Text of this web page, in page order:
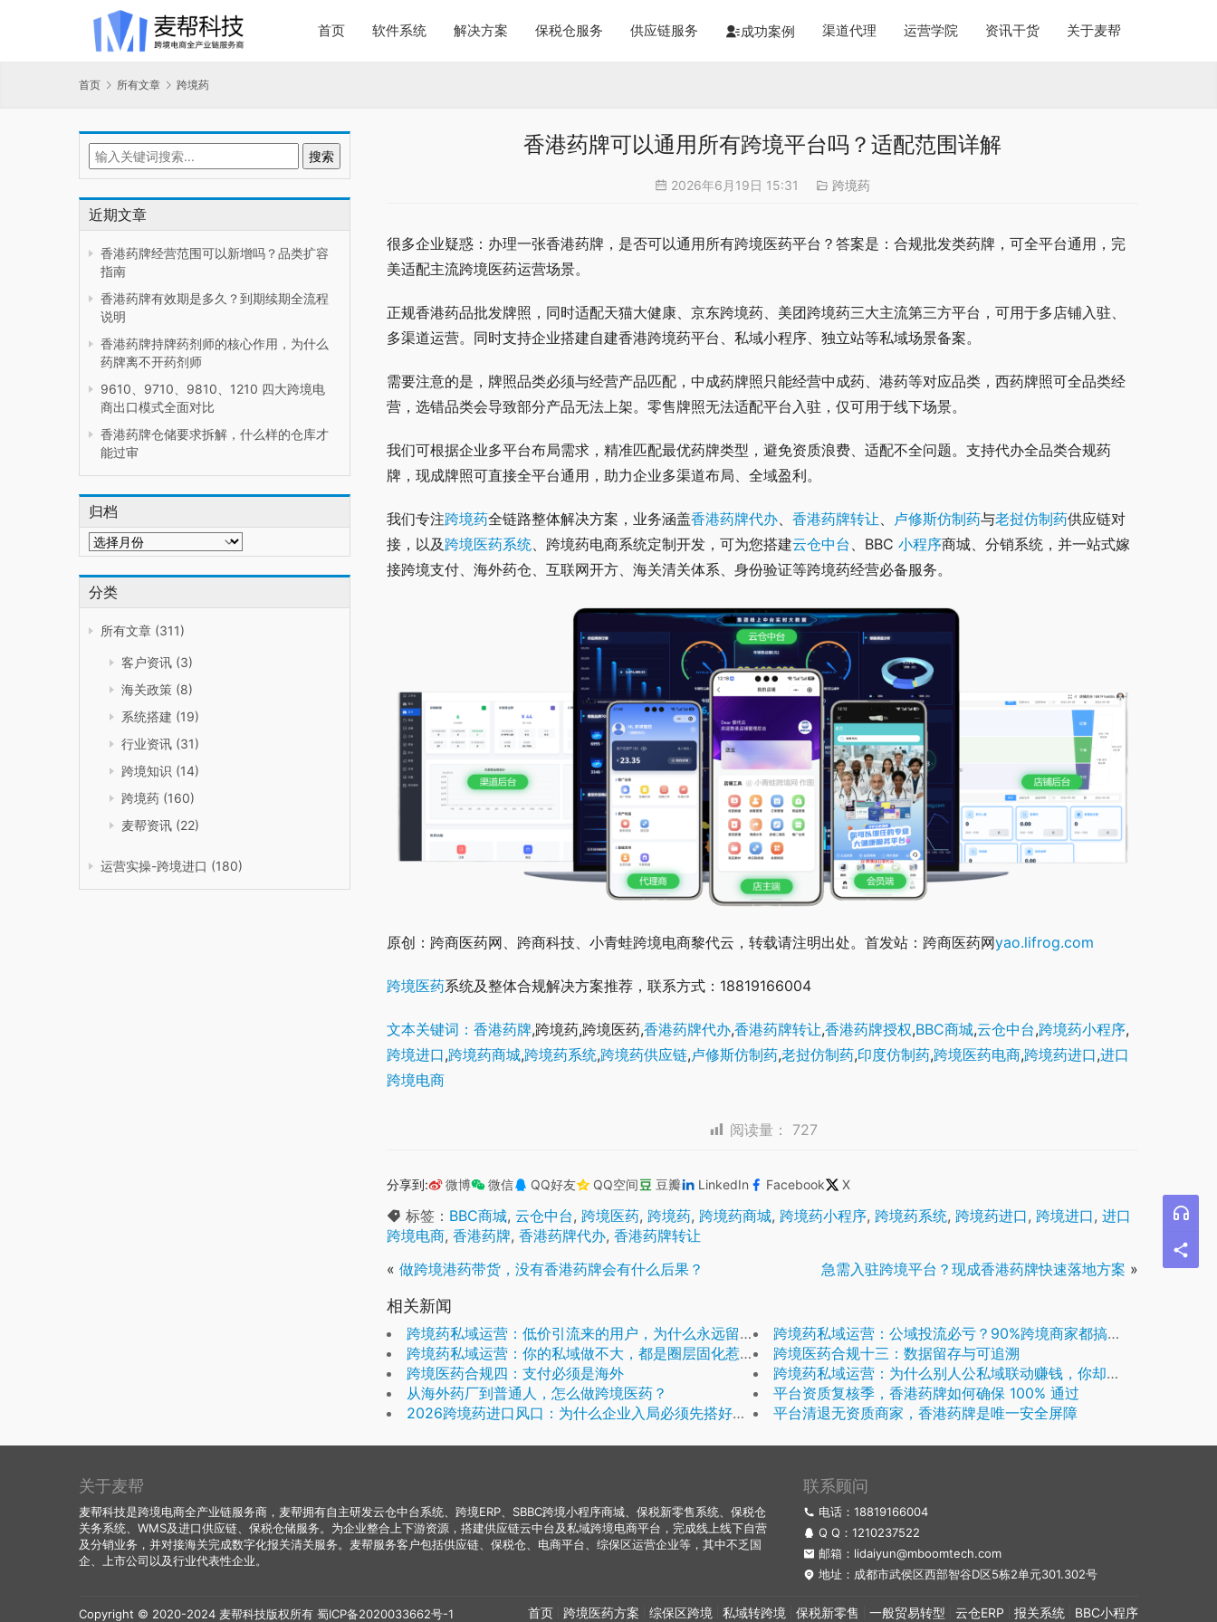
首页 软件系统 解决方案 保税仓服务 供应链服务 成功案例 渠道代理 运营学院 资讯干货 关于麦帮
首页 所有文章 跨境药
近期文章
香港药牌经营范围可以新增吗？品类扩容
指南
香港药牌有效期是多久？到期续期全流程
说明
香港药牌持牌药剂师的核心作用，为什么
药牌离不开药剂师
9610、9710、9810、1210 四大跨境电
商出口模式全面对比
香港药牌仓储要求拆解，什么样的仓库才
能过审
归档
归
档
分类
所有文章 (311)
客户资讯 (3)
海关政策 (8)
系统搭建 (19)
行业资讯 (31)
跨境知识 (14)
跨境药 (160)
麦帮资讯 (22)
运营实操-跨境进口 (180)
香港药牌可以通用所有跨境平台吗？适配范围详解
2026年6月19日 15:31 跨境药
很多企业疑惑：办理一张香港药牌，是否可以通用所有跨境医药平台？答案是：合规批发类药牌，可全平台通用，完
美适配主流跨境医药运营场景。
正规香港药品批发牌照，同时适配天猫大健康、京东跨境药、美团跨境药三大主流第三方平台，可用于多店铺入驻、
多渠道运营。同时支持企业搭建自建香港跨境药平台、私域小程序、独立站等私域场景备案。
需要注意的是，牌照品类必须与经营产品匹配，中成药牌照只能经营中成药、港药等对应品类，西药牌照可全品类经
营，选错品类会导致部分产品无法上架。零售牌照无法适配平台入驻，仅可用于线下场景。
我们可根据企业多平台布局需求，精准匹配最优药牌类型，避免资质浪费、适配不全问题。支持代办全品类合规药
牌，现成牌照可直接全平台通用，助力企业多渠道布局、全域盈利。
我们专注跨境药全链路整体解决方案，业务涵盖香港药牌代办、 香港药牌转让、 卢修斯仿制药与老挝仿制药供应链对
接，以及 跨境医药系统、跨境药电商系统定制开发，可为您搭建云仓中台 、BBC 小程序商城、分销系统，并一站式嫁
接跨境支付、海外药仓、互联网开方、海关清关体系、身份验证等跨境药经营必备服务。
原创：跨商医药网、跨商科技、小青蛙跨境电商黎代云，转载请注明出处。首发站：跨商医药网yao.lifrog.com
跨境医药系统及整体合规解决方案推荐，联系方式：18819166004
文本关键词：香港药牌,跨境药,跨境医药,香港药牌代办,香港药牌转让,香港药牌授权,BBC商城,云仓中台,跨境药小程序,
跨境进口,跨境药商城,跨境药系统,跨境药供应链,卢修斯仿制药,老挝仿制药,印度仿制药,跨境医药电商,跨境药进口,进口
跨境电商
阅读量： 727
分享到: 微博 微信 QQ好友 QQ空间 豆瓣 LinkedIn Facebook X
标签： BBC商城, 云仓中台, 跨境医药, 跨境药, 跨境药商城, 跨境药小程序, 跨境药系统, 跨境药进口, 跨境进口, 进口
跨境电商, 香港药牌, 香港药牌代办, 香港药牌转让
« 做跨境港药带货，没有香港药牌会有什么后果？ 急需入驻跨境平台？现成香港药牌快速落地方案 »
相关新闻
跨境药私域运营：低价引流来的用户，为什么永远留不住？
跨境药私域运营：公域投流必亏？90%跨境商家都搞错了盈利逻辑
跨境药私域运营：你的私域做不大，都是圈层固化惹的祸
跨境医药合规十三：数据留存与可追溯
跨境医药合规四：支付必须是海外
跨境药私域运营：为什么别人公私域联动赚钱，你却越做越亏？
从海外药厂到普通人，怎么做跨境医药？
平台资质复核季，香港药牌如何确保 100% 通过
2026跨境药进口风口：为什么企业入局必须先搭好合规系统
平台清退无资质商家，香港药牌是唯一安全屏障
关于麦帮
麦帮科技是跨境电商全产业链服务商，麦帮拥有自主研发云仓中台系统、跨境ERP、SBBC跨境小程序商城、保税新零售系统、保税仓
关务系统、WMS及进口供应链、保税仓储服务。为企业整合上下游资源，搭建供应链云中台及私域跨境电商平台，完成线上线下自营
及分销业务，并对接海关完成数字化报关清关服务。麦帮服务客户包括供应链、保税仓、电商平台、综保区运营企业等，其中不乏国
企、上市公司以及行业代表性企业。
联系顾问
电话：18819166004
Q Q： 1210237522
邮箱：lidaiyun@mboomtech.com
地址：成都市武侯区西部智谷D区5栋2单元301.302号
Copyright © 2020-2024 麦帮科技版权所有 蜀ICP备2020033662号-1 首页 跨境医药方案 综保区跨境 私域转跨境 保税新零售 一般贸易转型 云仓ERP 报关系统 BBC小程序